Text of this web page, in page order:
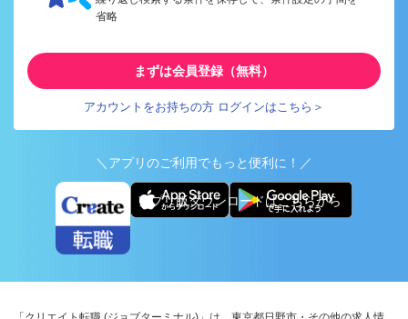
省略
まずは会員登録（無料）
アカウントをお持ちの方 ログインはこちら＞
＼アプリのご利用でもっと便利に！／
アプリ版ダウンロードはこちらから